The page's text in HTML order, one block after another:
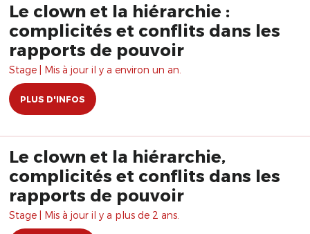
Le clown et la hiérarchie :
complicités et conflits dans les
rapports de pouvoir
Stage | Mis à jour il y a environ un an.
PLUS D'INFOS
Le clown et la hiérarchie,
complicités et conflits dans les
rapports de pouvoir
Stage | Mis à jour il y a plus de 2 ans.